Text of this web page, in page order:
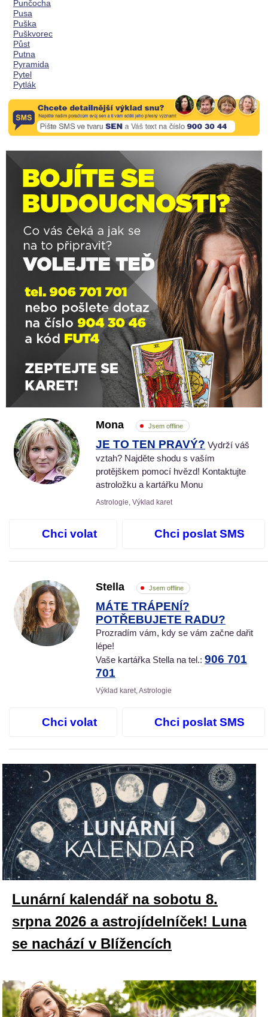
Punčocha
Pusa
Puška
Puškvorec
Půst
Putna
Pyramida
Pytel
Pytlák
Mona Jsem offline
JE TO TEN PRAVÝ? Vydrží váš
vztah? Najděte shodu s vaším
protějškem pomocí hvězd! Kontaktujte
astroložku a kartářku Monu
Astrologie, Výklad karet
Chci volat Chci poslat SMS
Stella Jsem offline
MÁTE TRÁPENÍ?
POTŘEBUJETE RADU?
Prozradím vám, kdy se vám začne dařit
lépe!
Vaše kartářka Stella na tel.: 906 701
701
Výklad karet, Astrologie
Chci volat Chci poslat SMS
Lunární kalendář na sobotu 8.
srpna 2026 a astrojídelníček! Luna
se nachází v Blížencích